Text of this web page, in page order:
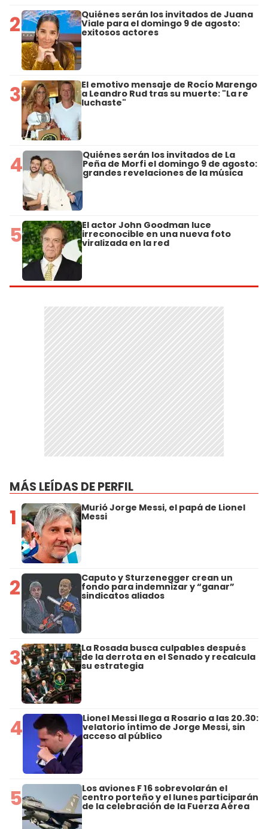
2 Quiénes serán los invitados de Juana
Viale para el domingo 9 de agosto:
exitosos actores
3 El emotivo mensaje de Rocío Marengo
a Leandro Rud tras su muerte: "La re
luchaste"
4 Quiénes serán los invitados de La
Peña de Morfi el domingo 9 de agosto:
grandes revelaciones de la música
5 El actor John Goodman luce
irreconocible en una nueva foto
viralizada en la red
MÁS LEÍDAS DE PERFIL
1 Murió Jorge Messi, el papá de Lionel
Messi
2 Caputo y Sturzenegger crean un
fondo para indemnizar y “ganar”
sindicatos aliados
3 La Rosada busca culpables después
de la derrota en el Senado y recalcula
su estrategia
4 Lionel Messi llega a Rosario a las 20.30:
velatorio íntimo de Jorge Messi, sin
acceso al público
5 Los aviones F 16 sobrevolarán el
centro porteño y el lunes participarán
de la celebración de la Fuerza Aérea